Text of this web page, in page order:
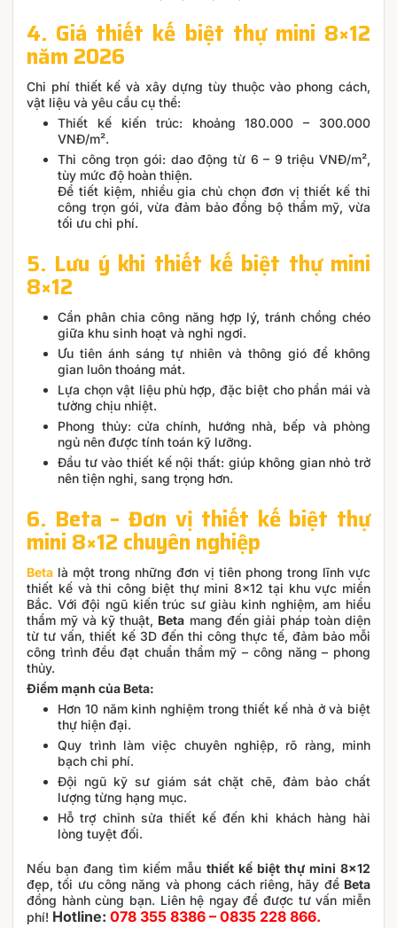
4. Giá thiết kế biệt thự mini 8×12
năm 2026
Chi phí thiết kế và xây dựng tùy thuộc vào phong cách,
vật liệu và yêu cầu cụ thể:
Thiết kế kiến trúc: khoảng 180.000 – 300.000
VNĐ/m².
Thi công trọn gói: dao động từ 6 – 9 triệu VNĐ/m²,
tùy mức độ hoàn thiện.
Để tiết kiệm, nhiều gia chủ chọn đơn vị thiết kế thi
công trọn gói, vừa đảm bảo đồng bộ thẩm mỹ, vừa
tối ưu chi phí.
5. Lưu ý khi thiết kế biệt thự mini
8×12
Cần phân chia công năng hợp lý, tránh chồng chéo
giữa khu sinh hoạt và nghỉ ngơi.
Ưu tiên ánh sáng tự nhiên và thông gió để không
gian luôn thoáng mát.
Lựa chọn vật liệu phù hợp, đặc biệt cho phần mái và
tường chịu nhiệt.
Phong thủy: cửa chính, hướng nhà, bếp và phòng
ngủ nên được tính toán kỹ lưỡng.
Đầu tư vào thiết kế nội thất: giúp không gian nhỏ trở
nên tiện nghi, sang trọng hơn.
6. Beta – Đơn vị thiết kế biệt thự
mini 8×12 chuyên nghiệp
Beta là một trong những đơn vị tiên phong trong lĩnh vực
thiết kế và thi công biệt thự mini 8×12 tại khu vực miền
Bắc. Với đội ngũ kiến trúc sư giàu kinh nghiệm, am hiểu
thẩm mỹ và kỹ thuật, Beta mang đến giải pháp toàn diện
từ tư vấn, thiết kế 3D đến thi công thực tế, đảm bảo mỗi
công trình đều đạt chuẩn thẩm mỹ – công năng – phong
thủy.
Điểm mạnh của Beta:
Hơn 10 năm kinh nghiệm trong thiết kế nhà ở và biệt
thự hiện đại.
Quy trình làm việc chuyên nghiệp, rõ ràng, minh
bạch chi phí.
Đội ngũ kỹ sư giám sát chặt chẽ, đảm bảo chất
lượng từng hạng mục.
Hỗ trợ chỉnh sửa thiết kế đến khi khách hàng hài
lòng tuyệt đối.
Nếu bạn đang tìm kiếm mẫu thiết kế biệt thự mini 8×12
đẹp, tối ưu công năng và phong cách riêng, hãy để Beta
đồng hành cùng bạn. Liên hệ ngay để được tư vấn miễn
phí! Hotline: 078 355 8386 – 0835 228 866.